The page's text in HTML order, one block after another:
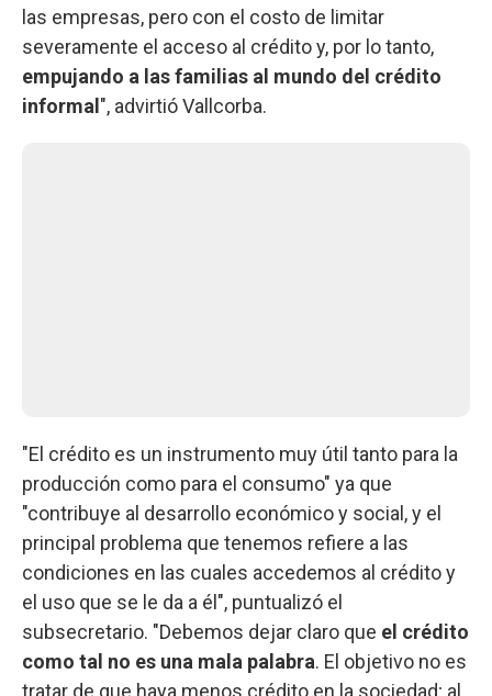
las empresas, pero con el costo de limitar
severamente el acceso al crédito y, por lo tanto,
empujando a las familias al mundo del crédito
informal ", advirtió Vallcorba.
"El crédito es un instrumento muy útil tanto para la
producción como para el consumo" ya que
"contribuye al desarrollo económico y social, y el
principal problema que tenemos refiere a las
condiciones en las cuales accedemos al crédito y
el uso que se le da a él", puntualizó el
subsecretario. "Debemos dejar claro que el crédito
como tal no es una mala palabra. El objetivo no es
tratar de que haya menos crédito en la sociedad; al